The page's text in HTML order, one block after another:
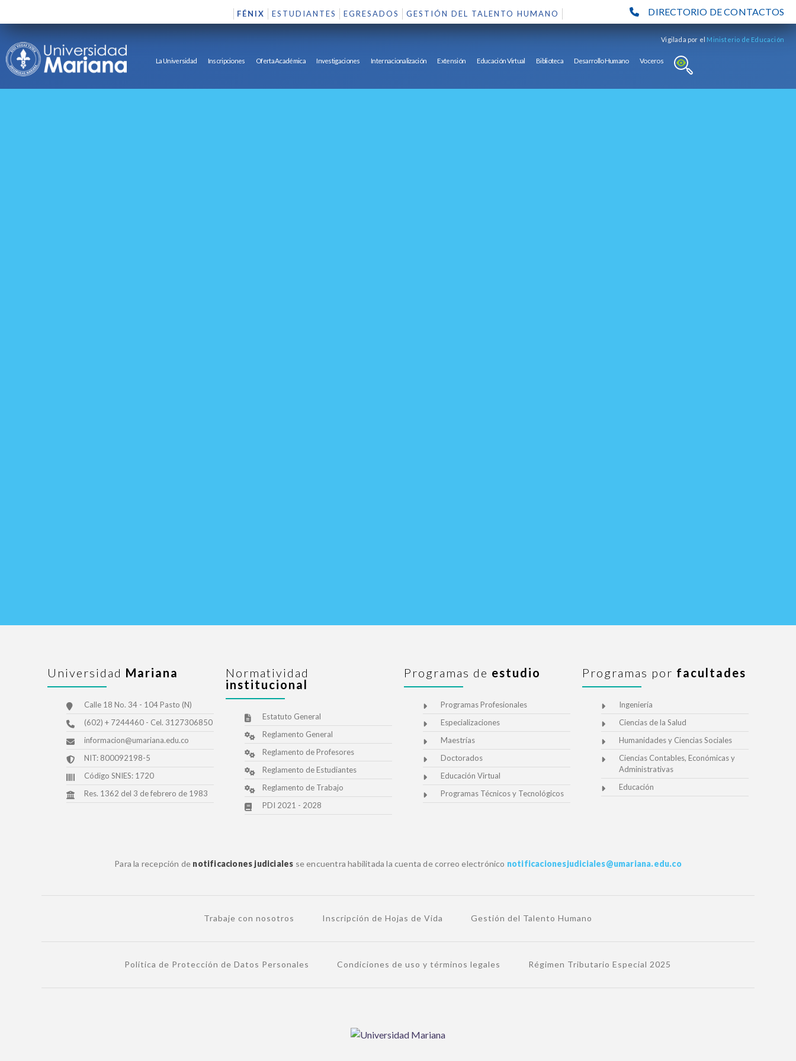
FÉNIX ESTUDIANTES EGRESADOS GESTIÓN DEL TALENTO HUMANO DIRECTORIO DE CONTACTOS
Vigilada por el Ministerio de Educación
La Universidad Inscripciones Oferta Académica Investigaciones Internacionalización Extensión Educación Virtual Biblioteca Desarrollo Humano Voceros
Universidad Mariana
Calle 18 No. 34 - 104 Pasto (N)
(602) + 7244460 - Cel. 3127306850
informacion@umariana.edu.co
NIT: 800092198-5
Código SNIES: 1720
Res. 1362 del 3 de febrero de 1983
Normatividad
institucional
Estatuto General
Reglamento General
Reglamento de Profesores
Reglamento de Estudiantes
Reglamento de Trabajo
PDI 2021 - 2028
Programas de estudio
Programas Profesionales
Especializaciones
Maestrías
Doctorados
Educación Virtual
Programas Técnicos y Tecnológicos
Programas por facultades
Ingeniería
Ciencias de la Salud
Humanidades y Ciencias Sociales
Ciencias Contables, Económicas y
Administrativas
Educación
Para la recepción de notificaciones judiciales se encuentra habilitada la cuenta de correo electrónico notificacionesjudiciales@umariana.edu.co
Trabaje con nosotros Inscripción de Hojas de Vida Gestión del Talento Humano
Política de Protección de Datos Personales Condiciones de uso y términos legales Régimen Tributario Especial 2025